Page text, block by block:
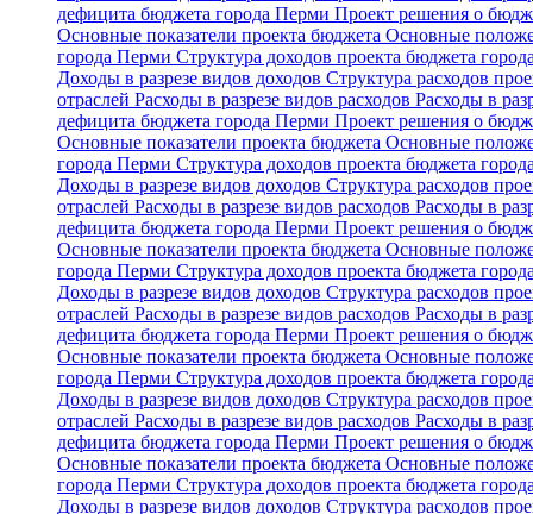
дефицита бюджета города Перми Проект решения о
Основные показатели проекта бюджета Основные
города Перми Структура доходов проекта бюджета
Доходы в разрезе видов доходов Структура расходов
отраслей Расходы в разрезе видов расходов Расходы в
дефицита бюджета города Перми Проект решения о
Основные показатели проекта бюджета Основные
города Перми Структура доходов проекта бюджета
Доходы в разрезе видов доходов Структура расходов
отраслей Расходы в разрезе видов расходов Расходы в
дефицита бюджета города Перми Проект решения о
Основные показатели проекта бюджета Основные
города Перми Структура доходов проекта бюджета
Доходы в разрезе видов доходов Структура расходов
отраслей Расходы в разрезе видов расходов Расходы в
дефицита бюджета города Перми Проект решения о
Основные показатели проекта бюджета Основные
города Перми Структура доходов проекта бюджета
Доходы в разрезе видов доходов Структура расходов
отраслей Расходы в разрезе видов расходов Расходы в
дефицита бюджета города Перми Проект решения о
Основные показатели проекта бюджета Основные
города Перми Структура доходов проекта бюджета
Доходы в разрезе видов доходов Структура расходов